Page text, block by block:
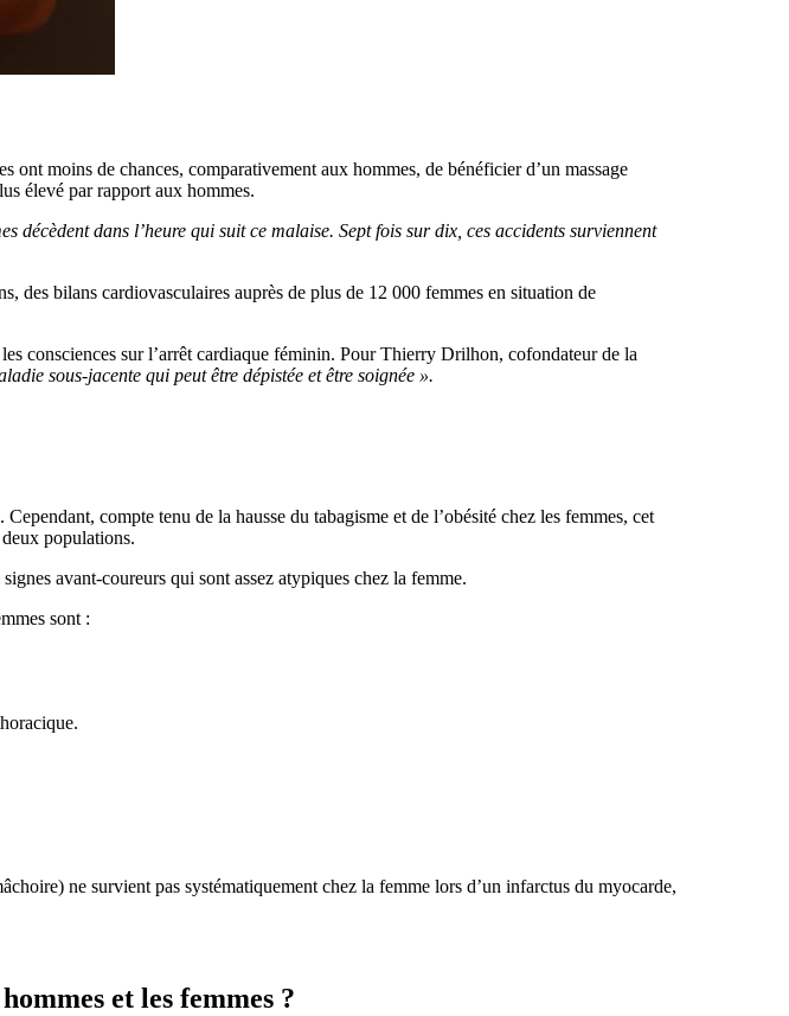
ont moins de chances, comparativement aux hommes, de bénéficier d’un massage
élevé par rapport aux hommes.
décèdent dans l’heure qui suit ce malaise. Sept fois sur dix, ces accidents surviennent
des bilans cardiovasculaires auprès de plus de 12 000 femmes en situation de
consciences sur l’arrêt cardiaque féminin. Pour Thierry Drilhon, cofondateur de la
sous-jacente qui peut être dépistée et être soignée ».
compte tenu de la hausse du tabagisme et de l’obésité chez les femmes, cet
populations.
avant-coureurs qui sont assez atypiques chez la femme.
sont :
ne survient pas systématiquement chez la femme lors d’un infarctus du myocarde,
et les femmes?